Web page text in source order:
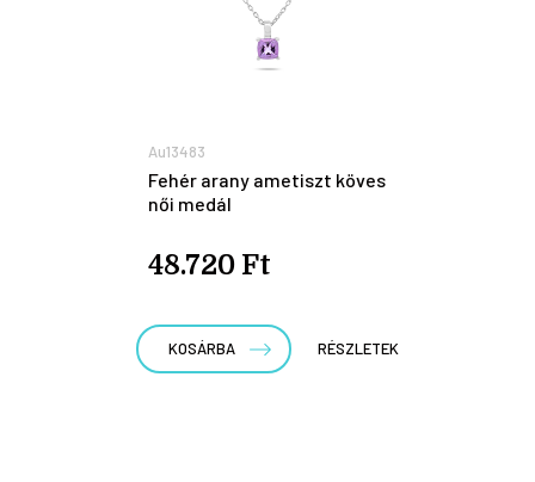
Au13483
Fehér arany ametiszt köves
női medál
48.720 Ft
KOSÁRBA RÉSZLETEK